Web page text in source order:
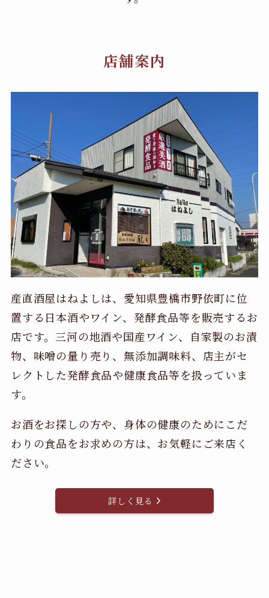
店舗案内
産直酒屋はねよしは、愛知県豊橋市野依町に位
置する日本酒やワイン、発酵食品等を販売するお
店です。三河の地酒や国産ワイン、自家製のお漬
物、味噌の量り売り、無添加調味料、店主がセ
レクトした発酵食品や健康食品等を扱っていま
す。
お酒をお探しの方や、身体の健康のためにこだ
わりの食品をお求めの方は、お気軽にご来店く
ださい。
詳しく見る